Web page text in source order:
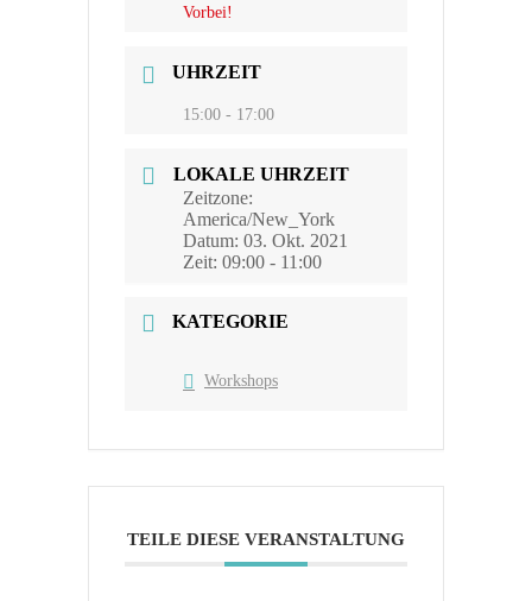
Vorbei!
UHRZEIT
15:00 - 17:00
LOKALE UHRZEIT
Zeitzone:
America/New_York
Datum: 03. Okt. 2021
Zeit: 09:00 - 11:00
KATEGORIE
Workshops
TEILE DIESE VERANSTALTUNG